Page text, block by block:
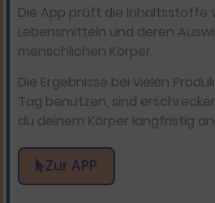
Die App prüft die Inhaltsstoffe
Lebensmitteln und deren
menschlichen Körper.
Die Ergebnisse bei vielen
Tag benutzen, sind
du deinem Körper langfristig
Zur APP